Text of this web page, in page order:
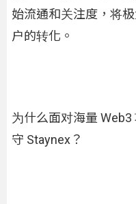
始流通和关注度，将
户的转化。
为什么面对海量
守 Staynex？